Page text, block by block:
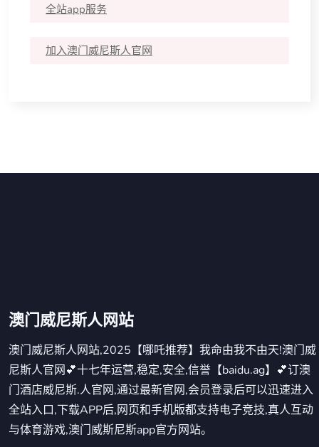
全站app服务
加入澳门威尼斯人官网
澳门威尼斯人网站
澳门威尼斯人网站,2025【哪吒推荐】我命由我不由天!澳门威
尼斯人官网💕十七年运营,稳定,安全,信誉【baidu.ag】💕订澳
门酒店威尼斯.人官网,通过最新官网,会员登录后可以迅速进入
全站入口,下载APP后,网页和手机版都支持电子竞技,真人互动
与体育游戏,澳门威斯尼斯app官方网站。